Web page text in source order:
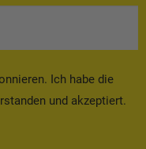
Ich habe die
und akzeptiert.